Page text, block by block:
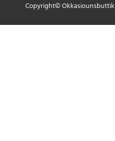
Copyright© Okkasiounsbuttik